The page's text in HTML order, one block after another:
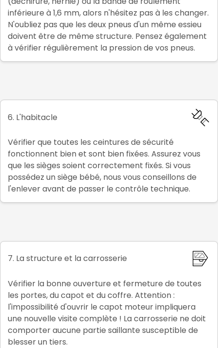
inférieure à 1,6 mm, alors n'hésitez pas à les changer.
N'oubliez pas que les deux pneus d'un même essieu
doivent être de même structure. Pensez également
à vérifier régulièrement la pression de vos pneus.
6. L'habitacle
Vérifier que toutes les ceintures de sécurité
fonctionnent bien et sont bien fixées. Assurez vous
que les sièges soient correctement fixés. Si vous
possédez un siège bébé, nous vous conseillons de
l'enlever avant de passer le contrôle technique.
7. La structure et la carrosserie
Vérifier la bonne ouverture et fermeture de toutes
les portes, du capot et du coffre. Attention :
l'impossibilité d'ouvrir le capot moteur impliquera
une nouvelle visite complète ! La carrosserie ne doit
comporter aucune partie saillante susceptible de
blesser un tiers.